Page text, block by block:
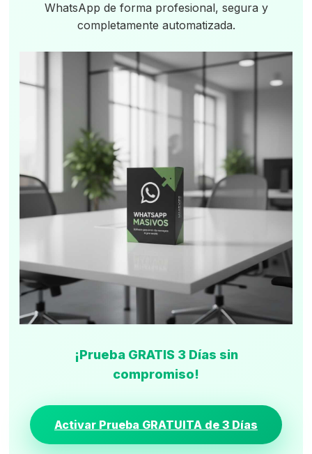
WhatsApp de forma profesional, segura y
completamente automatizada.
¡Prueba GRATIS 3 Días sin
compromiso!
Activar Prueba GRATUITA de 3 Días